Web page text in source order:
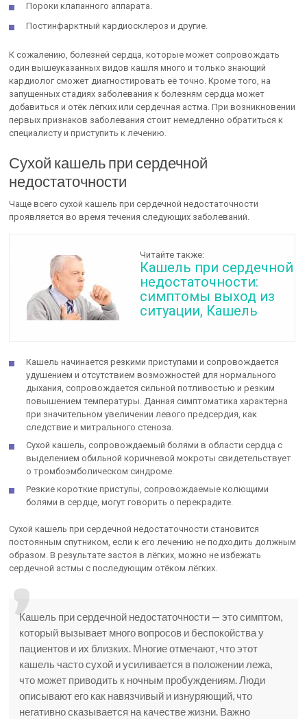
Пороки клапанного аппарата.
Постинфарктный кардиосклероз и другие.
К сожалению, болезней сердца, которые может сопровождать
один вышеуказанных видов кашля много и только знающий
кардиолог сможет диагностировать её точно. Кроме того, на
запущенных стадиях заболевания к болезням сердца может
добавиться и отёк лёгких или сердечная астма. При возникновении
первых признаков заболевания стоит немедленно обратиться к
специалисту и приступить к лечению.
Сухой кашель при сердечной
недостаточности
Чаще всего сухой кашель при сердечной недостаточности
проявляется во время течения следующих заболеваний.
Читайте также:
Кашель при сердечной
недостаточности:
симптомы выход из
ситуации, Кашель
Кашель начинается резкими приступами и сопровождается
удушением и отсутствием возможностей для нормального
дыхания, сопровождается сильной потливостью и резким
повышением температуры. Данная симптоматика характерна
при значительном увеличении левого предсердия, как
следствие и митрального стеноза.
Сухой кашель, сопровождаемый болями в области сердца с
выделением обильной коричневой мокроты свидетельствует
о тромбоэмболическом синдроме.
Резкие короткие приступы, сопровождаемые колющими
болями в сердце, могут говорить о перекрадите.
Сухой кашель при сердечной недостаточности становится
постоянным спутником, если к его лечению не подходить должным
образом. В результате застоя в лёгких, можно не избежать
сердечной астмы с последующим отёком лёгких.
Кашель при сердечной недостаточности — это симптом,
который вызывает много вопросов и беспокойства у
пациентов и их близких. Многие отмечают, что этот
кашель часто сухой и усиливается в положении лежа,
что может приводить к ночным пробуждениям. Люди
описывают его как навязчивый и изнуряющий, что
негативно сказывается на качестве жизни. Важно